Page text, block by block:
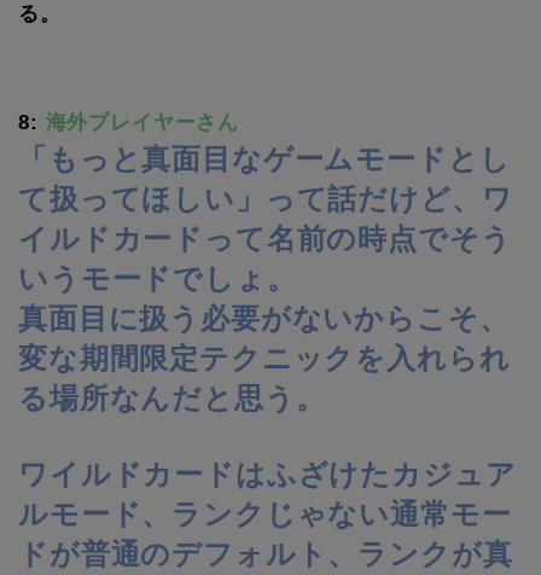
る。
8: 海外プレイヤーさん
「もっと真面目なゲームモードとし
て扱ってほしい」って話だけど、ワ
イルドカードって名前の時点でそう
いうモードでしょ。
真面目に扱う必要がないからこそ、
変な期間限定テクニックを入れられ
る場所なんだと思う。
ワイルドカードはふざけたカジュア
ルモード、ランクじゃない通常モー
ドが普通のデフォルト、ランクが真